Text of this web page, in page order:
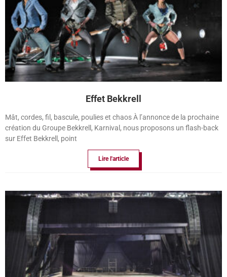
Effet Bekkrell
Mât, cordes, fil, bascule, poulies et chaos À l’annonce de la prochaine
création du Groupe Bekkrell, Karnival, nous proposons un flash-back
sur Effet Bekkrell, point
Lire l'article